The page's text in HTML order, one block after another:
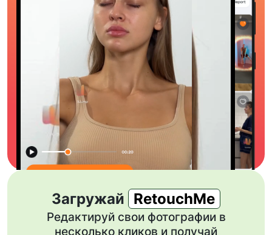
Загружай RetouchMe
Редактируй свои фотографии в
несколько кликов и получай